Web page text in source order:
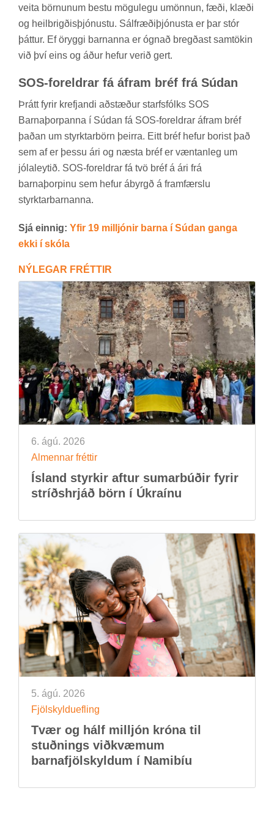
veita börn­un­um bestu mögu­legu umönn­un, fæði, klæði
og heil­brigð­is­þjón­ustu. Sál­fræði­þjón­usta er þar stór
þátt­ur. Ef ör­yggi barn­anna er ógn­að bregð­ast sam­tök­in
við því eins og áður hef­ur ver­ið gert.
SOS-for­eldr­ar fá áfram bréf frá Súd­an
Þrátt fyr­ir krefj­andi að­stæð­ur starfs­fólks SOS
Barna­þorp­anna í Súd­an fá SOS-for­eldr­ar áfram bréf
það­an um styrkt­ar­börn þeirra. Eitt bréf hef­ur borist það
sem af er þessu ári og næsta bréf er vænt­an­leg um
jóla­leyt­ið. SOS-for­eldr­ar fá tvö bréf á ári frá
barna­þorp­inu sem hef­ur ábyrgð á fram­færslu
styrkt­ar­barn­anna.
Sjá einnig: Yfir 19 millj­ón­ir barna í Súd­an ganga
ekki í skóla
NÝ­LEG­AR FRÉTT­IR
6. ágú. 2026
Al­menn­ar frétt­ir
Ís­land styrk­ir aft­ur sum­ar­búð­ir fyr­ir
stríðs­hrjáð börn í Úkraínu
5. ágú. 2026
Fjöl­skyldu­efl­ing
Tvær og hálf millj­ón króna til
stuðn­ings við­kvæm­um
barna­fjöl­skyld­um í Namib­íu